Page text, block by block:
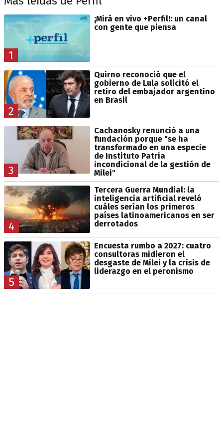
1
¡Mirá en vivo +Perfil!: un canal
con gente que piensa
2
Quirno reconoció que el
gobierno de Lula solicitó el
retiro del embajador argentino
en Brasil
3
Cachanosky renunció a una
fundación porque "se ha
transformado en una especie
de Instituto Patria
incondicional de la gestión de
Milei"
4
Tercera Guerra Mundial: la
inteligencia artificial reveló
cuáles serían los primeros
países latinoamericanos en ser
derrotados
5
Encuesta rumbo a 2027: cuatro
consultoras midieron el
desgaste de Milei y la crisis de
liderazgo en el peronismo